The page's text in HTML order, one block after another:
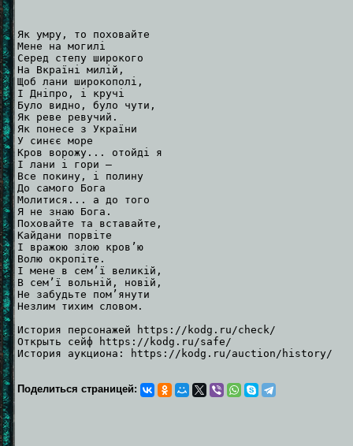
Як умру, то поховайте
Мене на могилі
Серед степу широкого
На Вкраїні милій,
Щоб лани широкополі,
І Дніпро, і кручі
Було видно, було чути,
Як реве ревучий.
Як понесе з України
У синєє море
Кров ворожу... отойді я
І лани і гори —
Все покину, і полину
До самого Бога
Молитися... а до того
Я не знаю Бога.
Поховайте та вставайте,
Кайдани порвіте
І вражою злою кров’ю
Волю окропіте.
І мене в сем’ї великій,
В сем’ї вольній, новій,
Не забудьте пом’янути
Незлим тихим словом.
История персонажей https://kodg.ru/check/
Открыть сейф https://kodg.ru/safe/
История аукциона: https://kodg.ru/auction/history/
Поделиться страницей: